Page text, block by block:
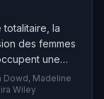
la
des femmes
une
que les
Les
Dowd, Madeline
Wiley